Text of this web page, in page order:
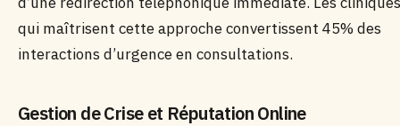
qui maîtrisent cette approche convertissent 45% des
interactions d’urgence en consultations.
Gestion de Crise et Réputation Online